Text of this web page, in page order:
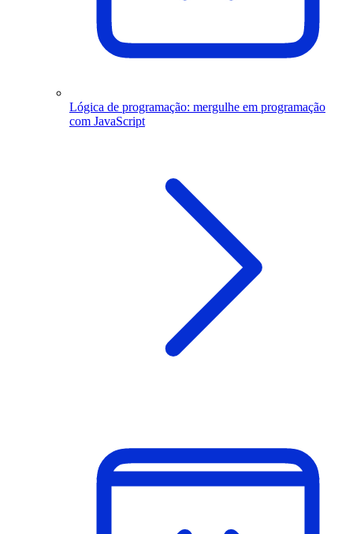
Lógica de programação: mergulhe em programação
com JavaScript